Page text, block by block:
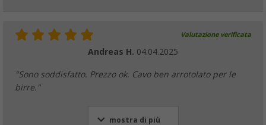
Valutazione verificata
Andreas H. 04.04.2025
"Sono soddisfatto. Prezzo ok. Cavo ben arrotolato per le
birre."
mostra di più